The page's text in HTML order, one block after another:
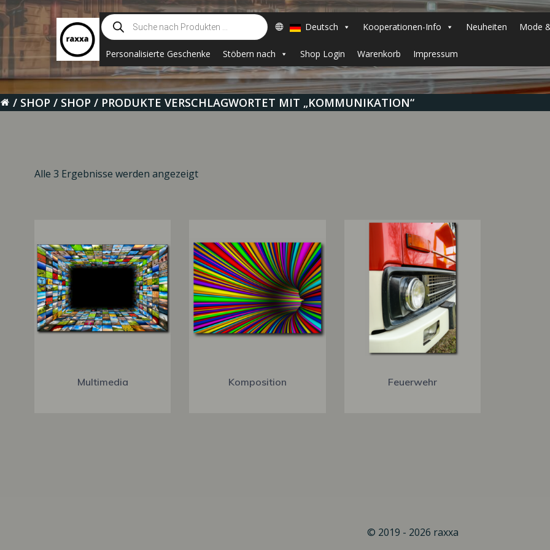
Zum
Inhalt
springen
Suche
nach
Produkten
Deutsch Kooperationen-Info Neuheiten Mode
Personalisierte Geschenke Stöbern nach Shop Login Warenkorb Impressum
SHOP SHOP PRODUKTE VERSCHLAGWORTET MIT „KOMMUNIKATION“
Alle 3 Ergebnisse werden angezeigt
Multimedia Komposition Feuerwehr
© 2019 - 2026 raxxa